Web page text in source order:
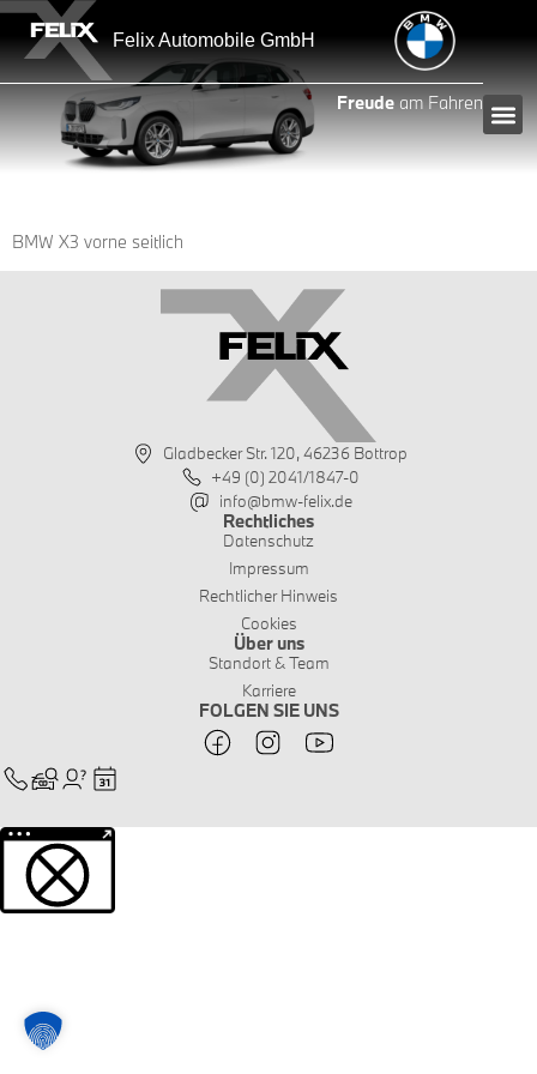
springen
Felix Automobile GmbH
Freudeam Fahren
BMW X3 vorne seitlich
Gladbecker Str. 120, 46236 Bottrop
+49 (0) 2041/1847-0
info@bmw-felix.de
Rechtliches
Datenschutz
Impressum
Rechtlicher Hinweis
Cookies
Über uns
Standort & Team
Karriere
FOLGEN SIE UNS
Weitere Informationen über den gesperrten Inhalt.